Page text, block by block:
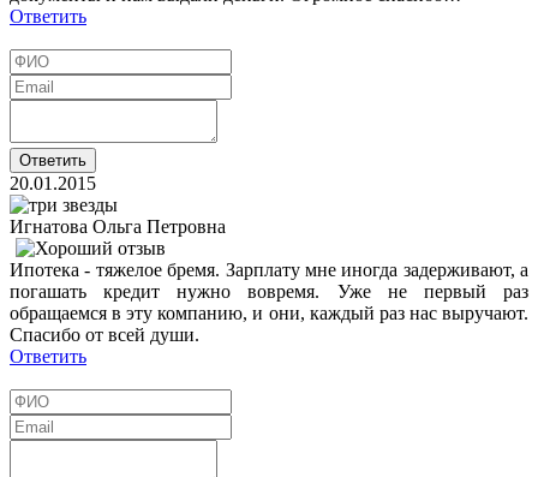
Ответить
20.01.2015
Игнатова Ольга Петровна
Ипотека - тяжелое бремя. Зарплату мне иногда задерживают, а
погашать кредит нужно вовремя. Уже не первый раз
обращаемся в эту компанию, и они, каждый раз нас выручают.
Спасибо от всей души.
Ответить